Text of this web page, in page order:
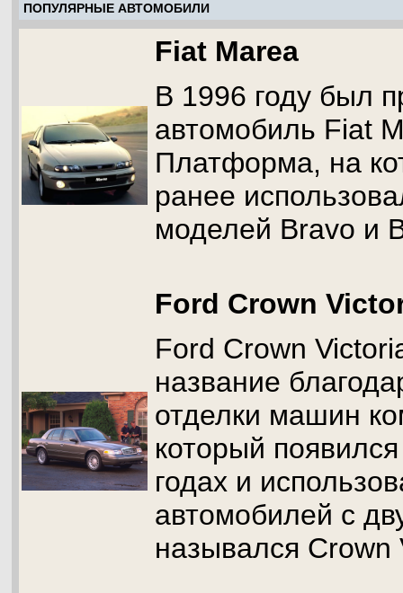
ПОПУЛЯРНЫЕ АВТОМОБИЛИ
Fiat Marea
В 1996 году был
автомобиль Fiat
Платформа, на
ранее
моделей Bravo и
Ford Crown
Ford Crown
название
отделки машин
который
годах и
автомобилей с
назывался Crown